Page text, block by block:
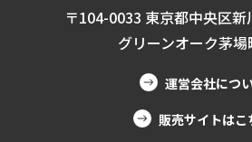
〒104-0033 東京都中央区新
グリーンオーク茅
運営会社につ
販売サイトはこ